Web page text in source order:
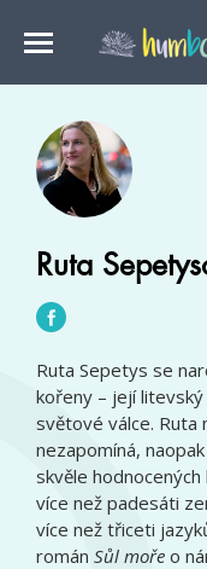
Ruta
Ruta Sepetys se
kořeny – její
světové válce. Ruta
nezapomíná,
skvěle
více než padesáti
více než třiceti
román Sůl moře o